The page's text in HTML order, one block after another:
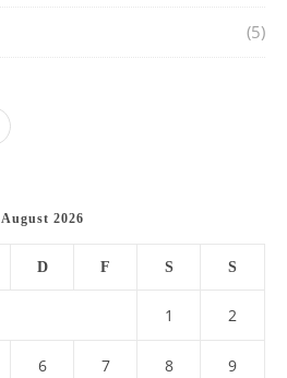
(5)
August 2026
D F S S
1 2
6 7 8 9